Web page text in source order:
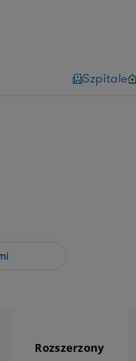
Szpitale
pakietu
Rozszerzony